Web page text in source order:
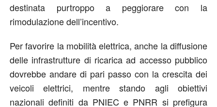
destinata purtroppo a peggiorare con la
rimodulazione dell’incentivo.
Per favorire la mobilità elettrica, anche la diffusione
delle infrastrutture di ricarica ad accesso pubblico
dovrebbe andare di pari passo con la crescita dei
veicoli elettrici, mentre stando agli obiettivi
nazionali definiti da PNIEC e PNRR si prefigura